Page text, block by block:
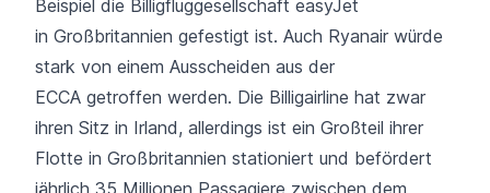
Beispiel die Billigfluggesellschaft easyJet
in Großbritannien gefestigt ist. Auch Ryanair würde
stark von einem Ausscheiden aus der
ECCA getroffen werden. Die Billigairline hat zwar
ihren Sitz in Irland, allerdings ist ein Großteil ihrer
Flotte in Großbritannien stationiert und befördert
jährlich 35 Millionen Passagiere zwischen dem